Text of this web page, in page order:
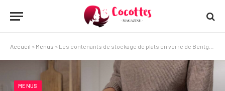
Accueil » Menus » Les contenants de stockage de plats en verre de Bentgo sont en vente exclusive
MENUS